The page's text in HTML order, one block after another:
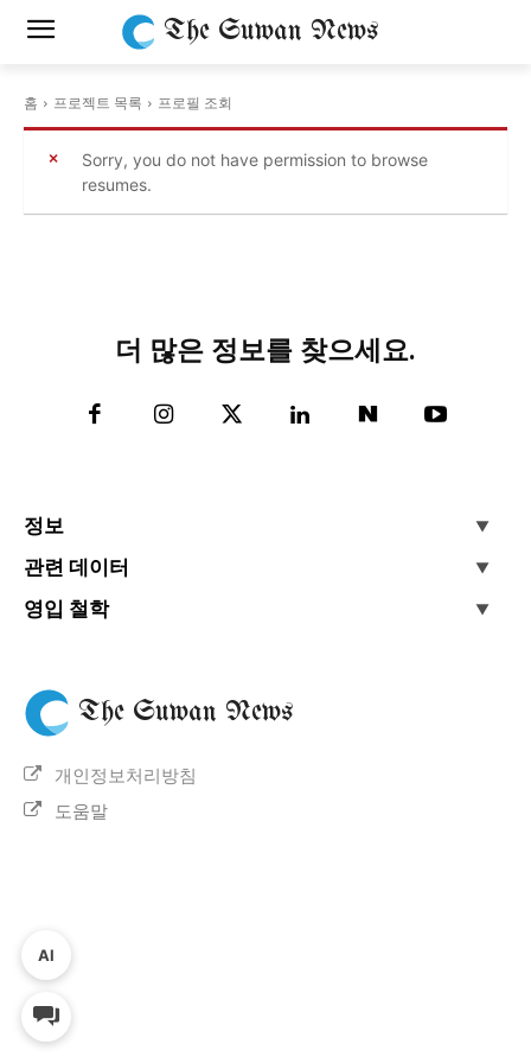
The Suwan News
홈 프로젝트 목록 프로필 조회
Sorry, you do not have permission to browse
resumes.
더 많은 정보를 찾으세요.
정보
관련 데이터
영입 철학
The Suwan News
개인정보처리방침
도움말
AI